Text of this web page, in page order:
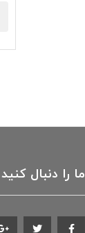
ما را دنبال کنید